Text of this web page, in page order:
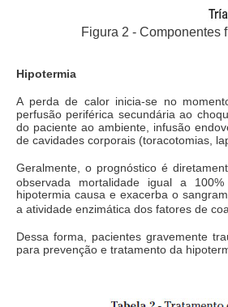
Figura 2 - Componentes
Hipotermia
A perda de calor inicia-se no
perfusão periférica secundária ao
do paciente ao ambiente, infusão
de cavidades corporais (toracotomias,
Geralmente, o prognóstico é
observada mortalidade igual a
hipotermia causa e exacerba o
a atividade enzimática dos fatores de
Dessa forma, pacientes gravemente
para prevenção e tratamento da